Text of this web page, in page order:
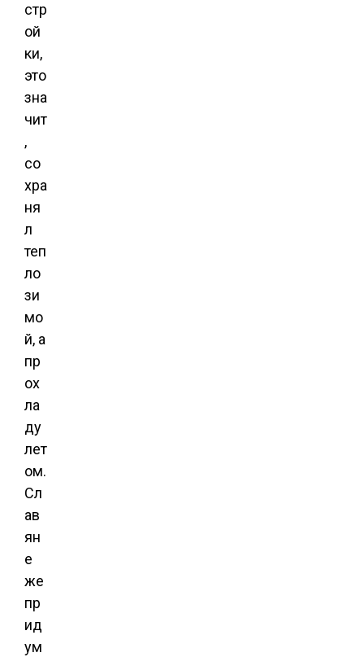
стр
ой
ки,
это
зна
чит
,
со
хра
ня
л
теп
ло
зи
мо
й, а
пр
ох
ла
ду
лет
ом.
Сл
ав
ян
е
же
пр
ид
ум